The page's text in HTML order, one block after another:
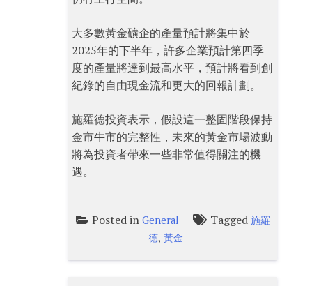
大多數黃金礦企的產量預計將集中於
2025年的下半年，許多企業預計第四季
度的產量將達到最高水平，預計將看到創
紀錄的自由現金流和更大的回報計劃。
施羅德投資表示，假設這一整固階段保持
金市牛市的完整性，未來的黃金市場波動
將為投資者帶來一些非常值得關注的機
遇。
Posted in General Tagged 施羅
德,黃金